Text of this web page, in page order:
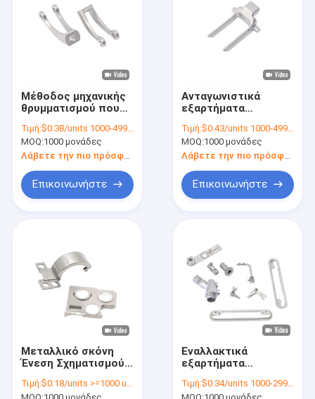
Μέθοδος μηχανικής
θρυμματισμού που
εξαρτήματα ιατρικού
εξοπλισμού από
ανοξείδωτο χάλυβα
MIM
Τιμή:$0.38/units 1000-4999 units
MOQ:1000 μονάδες
Λάβετε την πιο πρόσφατη τιμή
Επικοινωνήστε
Ανταγωνιστικά
εξαρτήματα
συντριβή υπό κενό
για
αυτοκινητοβιομηχανική
ένεση σκόνης
μετάλλου
Τιμή:$0.43/units 1000-4999 units
MOQ:1000 μονάδες
Επικοινωνήστε
Μεταλλικό σκόνη
Ένεση Σχηματισμού
επεξεργασία υλικού
Τιμή:$0.18/units >=1000 units
Εναλλακτικά
εξαρτήματα
ηλεκτρικά εργαλεία
Τιμή:$0.34/units 1000-2999 units